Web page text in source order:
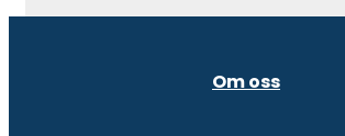
Om oss